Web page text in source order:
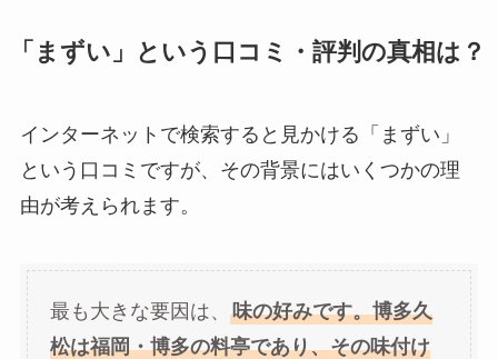
「まずい」という口コミ・評判の真相は？
インターネットで検索すると見かける「まずい」
という口コミですが、その背景にはいくつかの理
由が考えられます。
最も大きな要因は、 味の好みです。博多久
松は福岡・博多の料亭であり、その味付け